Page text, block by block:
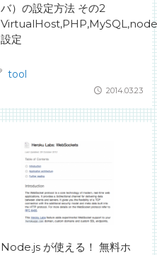
バ）の設定方法 その2
VirtualHost,PHP,MySQL,node
設定
tool
2014.03.23
Node.js が使える！ 無料ホ